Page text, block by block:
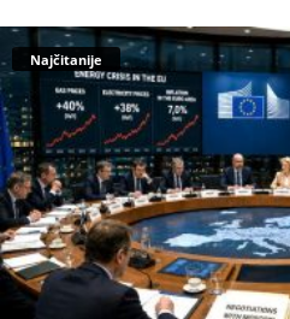
Najčitanije